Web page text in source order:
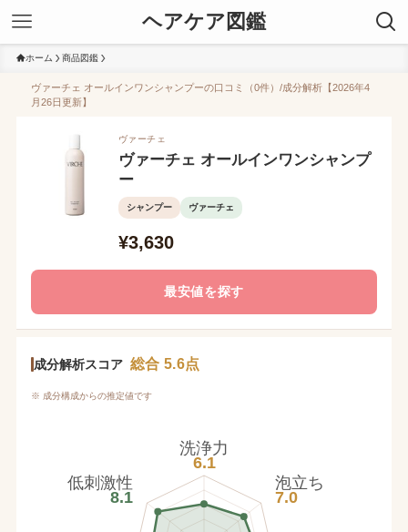
ヘアケア図鑑
ホーム 商品図鑑
ヴァーチェ オールインワンシャンプーの口コミ（0件）/成分解析【2026年4
月26日更新】
ヴァーチェ
ヴァーチェ オールインワンシャンプ
ー
シャンプー ヴァーチェ
¥3,630
最安値を探す
成分解析スコア 総合 5.6点
※ 成分構成からの推定値です
洗浄力
6.1
泡立ち
7.0
低刺激性
8.1